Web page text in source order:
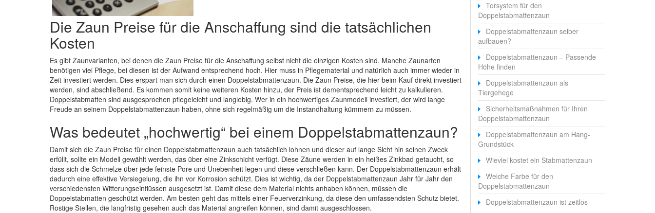
Die Zaun Preise für die Anschaffung sind die tatsächlichen
Kosten
Es gibt Zaunvarianten, bei denen die Zaun Preise für die Anschaffung selbst nicht die einzigen Kosten sind. Manche Zaunarten
benötigen viel Pflege, bei diesen ist der Aufwand entsprechend hoch. Hier muss in Pflegematerial und natürlich auch immer wieder in
Zeit investiert werden. Dies erspart man sich durch einen Doppelstabmattenzaun. Die Zaun Preise, die hier beim Kauf direkt investiert
werden, sind abschließend. Es kommen somit keine weiteren Kosten hinzu, der Preis ist dementsprechend leicht zu kalkulieren.
Doppelstabmatten sind ausgesprochen pflegeleicht und langlebig. Wer in ein hochwertiges Zaunmodell investiert, der wird lange
Freude an seinem Doppelstabmattenzaun haben, ohne sich regelmäßig um die Instandhaltung kümmern zu müssen.
Was bedeutet „hochwertig“ bei einem Doppelstabmattenzaun?
Damit sich die Zaun Preise für einen Doppelstabmattenzaun auch tatsächlich lohnen und dieser auf lange Sicht hin seinen Zweck
erfüllt, sollte ein Modell gewählt werden, das über eine Zinkschicht verfügt. Diese Zäune werden in ein heißes Zinkbad getaucht, so
dass sich die Schmelze über jede feinste Pore und Unebenheit legen und diese verschließen kann. Der Doppelstabmattenzaun erhält
dadurch eine effektive Versiegelung, die ihn vor Korrosion schützt. Dies ist wichtig, da der Doppelstabmattenzaun Jahr für Jahr den
verschiedensten Witterungseinflüssen ausgesetzt ist. Damit diese dem Material nichts anhaben können, müssen die
Doppelstabmatten geschützt werden. Am besten geht das mittels einer Feuerverzinkung, da diese den umfassendsten Schutz bietet.
Rostige Stellen, die langfristig gesehen auch das Material angreifen können, sind damit ausgeschlossen.
Torsystem für den
Doppelstabmattenzaun
Doppelstabmattenzaun selber
aufbauen?
Doppelstabmattenzaun – Passende
Höhe finden
Doppelstabmattenzaun als
Tiergehege
Sicherheitsmaßnahmen für Ihren
Doppelstabmattenzaun
Doppelstabmattenzaun am Hang-
Grundstück
Wieviel kostet ein Stabmattenzaun
Welche Farbe für den
Doppelstabmattenzaun
Doppelstabmattenzaun ist zeitlos